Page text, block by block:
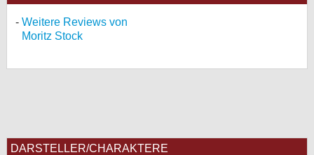
Weitere Reviews von
Moritz Stock
DARSTELLER/CHARAKTERE